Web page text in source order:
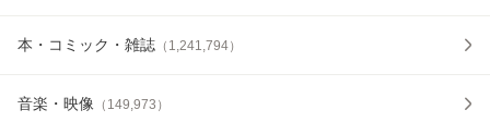
本・コミック・雑誌 （ 1,241,794）
音楽・映像 （ 149,973 ）